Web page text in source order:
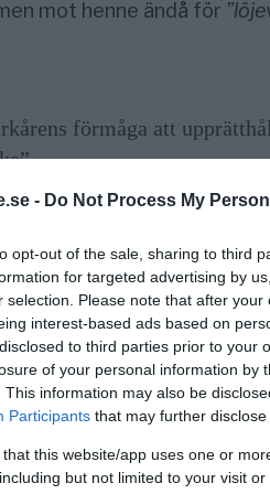
- Do Not Process My
opt-out of the sale, sharing to third
for targeted advertising by
selection. Please note that after
interest-based ads based on
to third parties prior to your
of your personal information by
This information may also be
Participants that may further
that this website/app uses one or
but not limited to your visit
mot henne ändå för
förmåga att
franska IMF-chefen
hon som finansminister
miljoner eurofrån den
Bernard Tapie genom ett
dömdes för oaktsamhet
i val uppställdes.